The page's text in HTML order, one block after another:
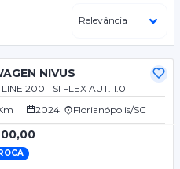
NIVUS
200 TSI FLEX AUT. 1.0
2024 Florianópolis/SC